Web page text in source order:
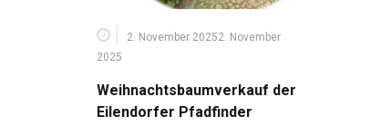
2. November 20252. November
2025
Weihnachtsbaumverkauf der
Eilendorfer Pfadfinder